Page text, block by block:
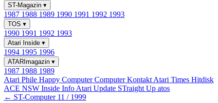
ST-Magazin ▾
1987 1988 1989 1990 1991 1992 1993
TOS ▾
1990 1991 1992 1993
Atari Inside ▾
1994 1995 1996
ATARImagazin ▾
1987 1988 1989
Atari Phile Happy ComputerComputer Kontakt Atari Times Hitdisk
ACE NSW Inside Info Atari Update STraight Up atos
← ST-Computer 11 / 1999